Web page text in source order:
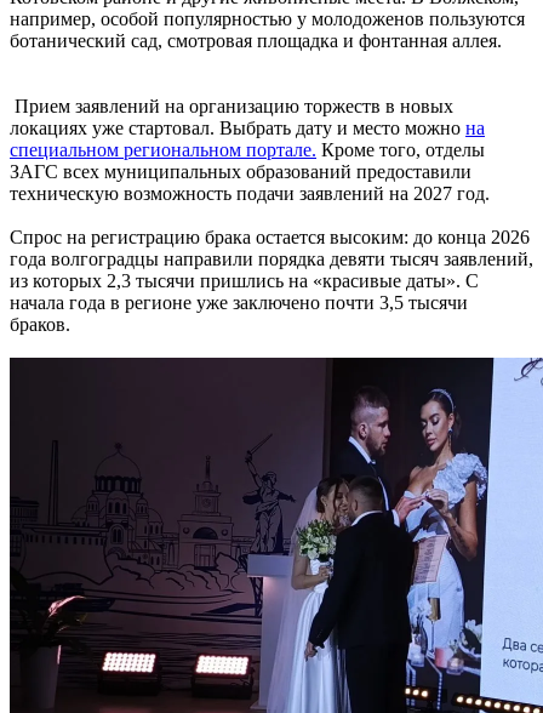
например, особой популярностью у молодоженов пользуются
ботанический сад, смотровая площадка и фонтанная аллея.
Прием заявлений на организацию торжеств в новых
локациях уже стартовал. Выбрать дату и место можно на
специальном региональном портале. Кроме того, отделы
ЗАГС всех муниципальных образований предоставили
техническую возможность подачи заявлений на 2027 год.
Спрос на регистрацию брака остается высоким: до конца 2026
года волгоградцы направили порядка девяти тысяч заявлений,
из которых 2,3 тысячи пришлись на «красивые даты». С
начала года в регионе уже заключено почти 3,5 тысячи
браков.